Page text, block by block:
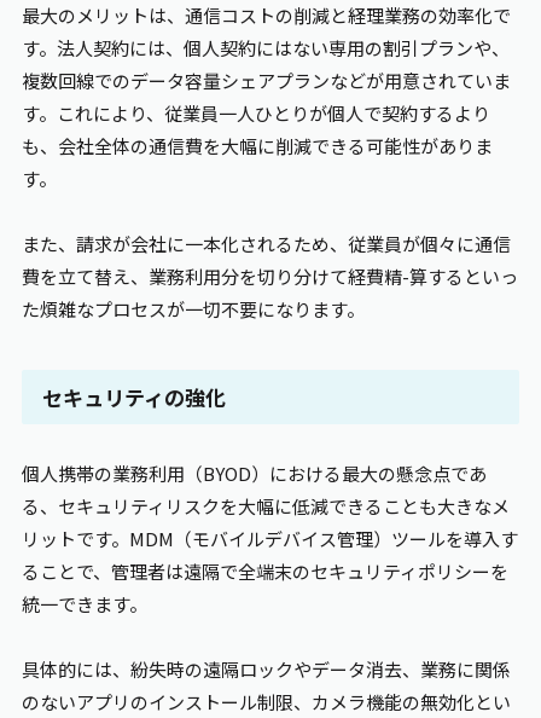
最大のメリットは、通信コストの削減と経理業務の効率化で
す。法人契約には、個人契約にはない専用の割引プランや、
複数回線でのデータ容量シェアプランなどが用意されていま
す。これにより、従業員一人ひとりが個人で契約するより
も、会社全体の通信費を大幅に削減できる可能性がありま
す。
また、請求が会社に一本化されるため、従業員が個々に通信
費を立て替え、業務利用分を切り分けて経費精-算するといっ
た煩雑なプロセスが一切不要になります。
セキュリティの強化
個人携帯の業務利用（BYOD）における最大の懸念点であ
る、セキュリティリスクを大幅に低減できることも大きなメ
リットです。MDM（モバイルデバイス管理）ツールを導入す
ることで、管理者は遠隔で全端末のセキュリティポリシーを
統一できます。
具体的には、紛失時の遠隔ロックやデータ消去、業務に関係
のないアプリのインストール制限、カメラ機能の無効化とい